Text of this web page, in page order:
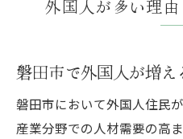
外国人が多い理
磐田市で外国人が増
磐田市において外国人住民
産業分野での人材需要の高